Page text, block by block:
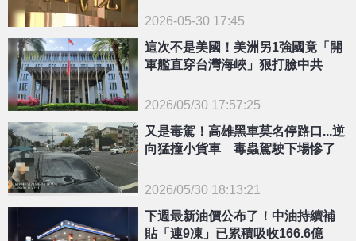
2026-05-30 17:45
{PLAYICON}
這次不是美國！美洲另1強國竟「開
軍艦直穿台灣海峽」狠打臉中共
2026/05/30 17:57:25
又是毒駕！高雄黑車莫名停路口...逆
向猛撞小貨車 毒蟲駕駛下場慘了
2026/05/30 18:13:21
下週最新油價公布了！中油持續補
貼「連9凍」已累積吸收166.6億